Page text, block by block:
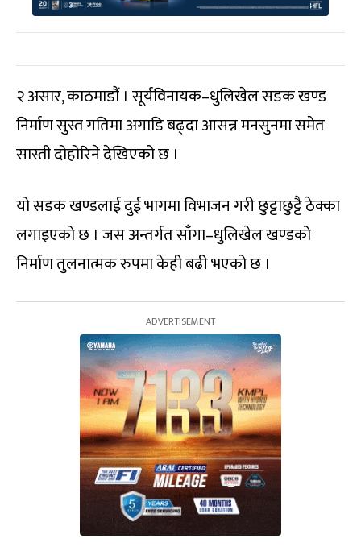
२ असार, काठमाडौं । सूर्यविनायक–धुलिखेल सडक खण्ड
निर्माण सुस्त गतिमा अगाडि बढ्दा आसन्न मनसुनमा समेत
सास्ती दोहोरिने देखिएको छ ।
यो सडक खण्डलाई दुई भागमा विभाजन गरी छुट्टाछुट्टै ठेक्का
लगाइएको छ । जस अन्तर्गत साँगा–धुलिखेल खण्डको
निर्माण तुलनात्मक रुपमा केही बढी भएको छ ।